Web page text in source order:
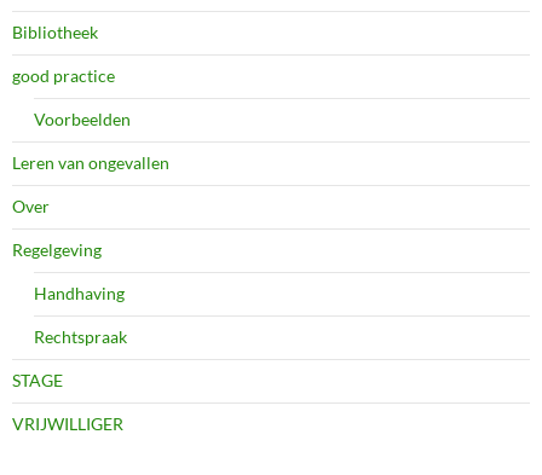
Bibliotheek
good practice
Voorbeelden
Leren van ongevallen
Over
Regelgeving
Handhaving
Rechtspraak
STAGE
VRIJWILLIGER